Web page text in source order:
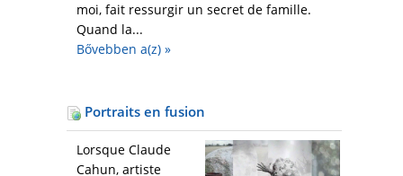
moi, fait ressurgir un secret de famille.
Quand la...
Bővebben a(z) »
Portraits en fusion
Lorsque Claude
Cahun, artiste